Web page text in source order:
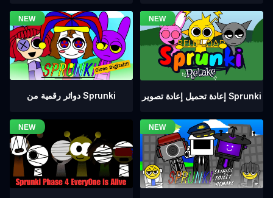
دوائر رقمية من Sprunki إعادة تحميل إعادة تصوير Sprunki